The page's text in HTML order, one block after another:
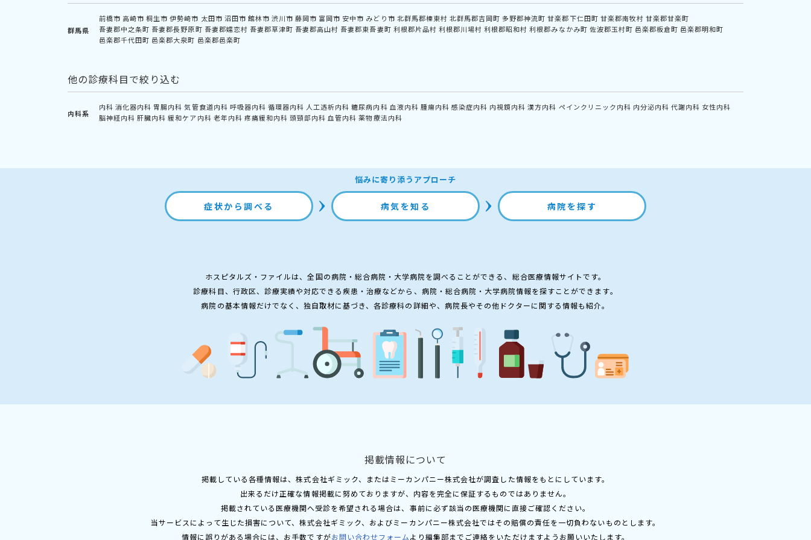
群馬県
前橋市 高崎市 桐生市 伊勢崎市 太田市 沼田市 館林市 渋川市 藤岡市 富岡市 安中市 みどり市 北群馬郡榛東村 北群馬郡吉岡町 多野郡神流町 甘楽郡下仁田町 甘楽郡南牧村 甘楽郡甘楽町
吾妻郡中之条町 吾妻郡長野原町 吾妻郡嬬恋村 吾妻郡草津町 吾妻郡高山村 吾妻郡東吾妻町 利根郡片品村 利根郡川場村 利根郡昭和村 利根郡みなかみ町 佐波郡玉村町 邑楽郡板倉町 邑楽郡明和町
邑楽郡千代田町 邑楽郡大泉町 邑楽郡邑楽町
他の診療科目で絞り込む
内科系
内科 消化器内科 胃腸内科 気管食道内科 呼吸器内科 循環器内科 人工透析内科 糖尿病内科 血液内科 腫瘍内科 感染症内科 内視鏡内科 漢方内科 ペインクリニック内科 内分泌内科 代謝内科 女性内科
脳神経内科 肝臓内科 緩和ケア内科 老年内科 疼痛緩和内科 頭頸部内科 血管内科 薬物療法内科
悩みに寄り添うアプローチ
症状から調べる 病気を知る 病院を探す
ホスピタルズ・ファイルは、全国の病院・総合病院・大学病院を調べることができる、総合医療情報サイトです。
診療科目、行政区、診療実績や対応できる疾患・治療などから、病院・総合病院・大学病院情報を探すことができます。
病院の基本情報だけでなく、独自取材に基づき、各診療科の詳細や、病院長やその他ドクターに関する情報も紹介。
掲載情報について
掲載している各種情報は、株式会社ギミック、またはミーカンパニー株式会社が調査した情報をもとにしています。
出来るだけ正確な情報掲載に努めておりますが、内容を完全に保証するものではありません。
掲載されている医療機関へ受診を希望される場合は、事前に必ず該当の医療機関に直接ご確認ください。
当サービスによって生じた損害について、株式会社ギミック、およびミーカンパニー株式会社ではその賠償の責任を一切負わないものとします。
情報に誤りがある場合には、お手数ですがお問い合わせフォームより編集部までご連絡をいただけますようお願いいたします。